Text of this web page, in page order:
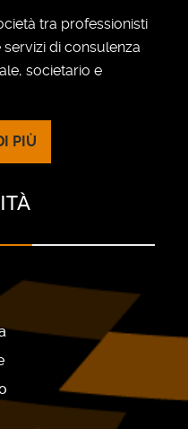
tra professionisti
di consulenza
societario e
PIÙ